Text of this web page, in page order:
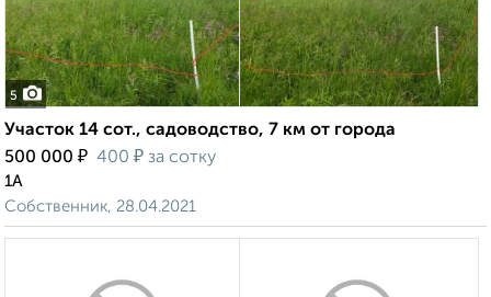
5
Участок 14 сот., садоводство, 7 км от города
500 000 ₽ 400 ₽ за сотку
1А
Собственник, 28.04.2021